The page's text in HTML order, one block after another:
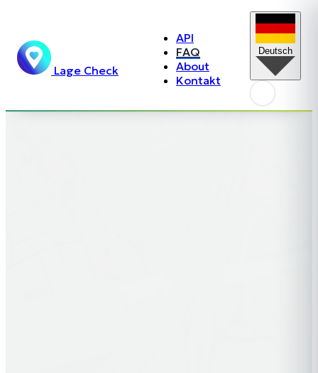
Lage Check
API
FAQ
About
Kontakt
Deutsch